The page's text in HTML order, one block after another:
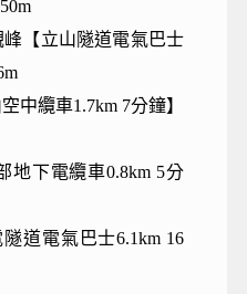
【立山隧道電氣巴士
中纜車1.7km 7分鐘】
地下電纜車0.8km 5分
道電氣巴士6.1km 16